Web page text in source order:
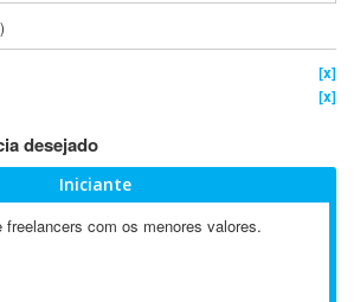
[x]
[x]
desejado
Iniciante
freelancers com os menores valores.